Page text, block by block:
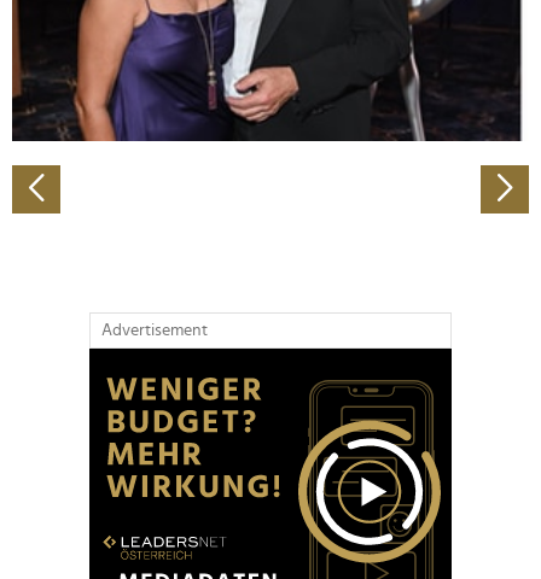
analysieren. Außerdem geben wir Informationen zu Ihrer
Verwendung unserer Website an unsere Partner für
soziale Medien, Werbung und Analysen weiter. Unsere
Partner führen diese Informationen möglicherweise mit
weiteren Daten zusammen, die Sie ihnen bereitgestellt
gesammelt haben.
Advertisement